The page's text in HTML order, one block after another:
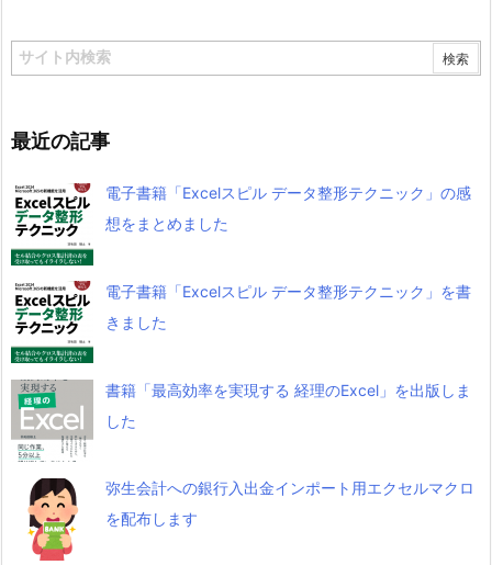
最近の記事
電子書籍「Excelスピル データ整形テクニック」の感
想をまとめました
電子書籍「Excelスピル データ整形テクニック」を書
きました
書籍「最高効率を実現する 経理のExcel」を出版しま
した
弥生会計への銀行入出金インポート用エクセルマクロ
を配布します